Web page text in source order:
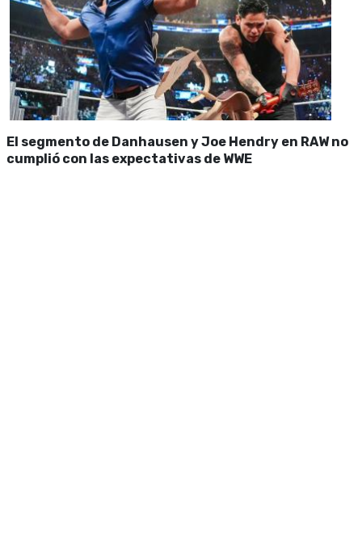
El segmento de Danhausen y Joe Hendry en RAW no
cumplió con las expectativas de WWE